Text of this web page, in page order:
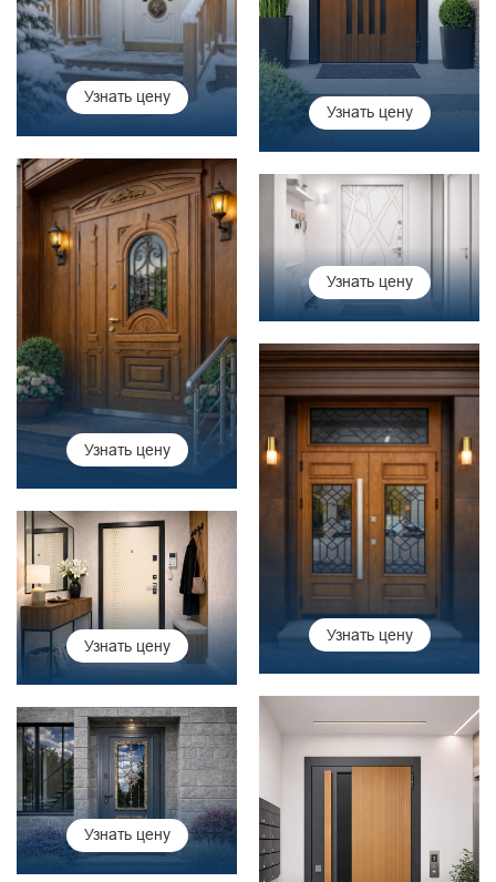
Узнать цену
Узнать цену
Узнать цену
Узнать цену
Узнать цену
Узнать цену
Узнать цену